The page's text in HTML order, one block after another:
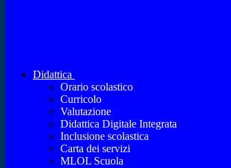
Didattica
Orario scolastico
Curricolo
Valutazione
Didattica Digitale Integrata
Inclusione scolastica
Carta dei servizi
MLOL Scuola